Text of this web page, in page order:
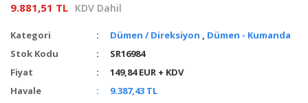
9.881,51 TL KDV Dahil
Kategori Dümen / Direksiyon , Dümen - Kumanda
Stok Kodu
SR16984
Fiyat
149,84 EUR + KDV
Havale
9.387,43 TL